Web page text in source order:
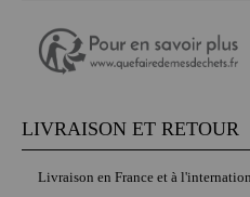
LIVRAISON ET RETOUR
Livraison en France et à